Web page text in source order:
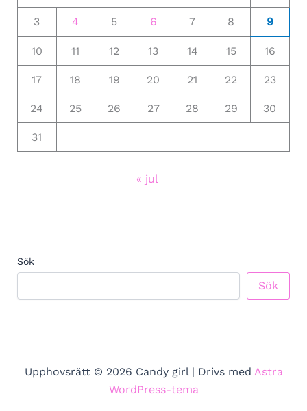
3 4 5 6 7 8 9
10 11 12 13 14 15 16
17 18 19 20 21 22 23
24 25 26 27 28 29 30
31
« jul
Sök
Sök
Upphovsrätt © 2026 Candy girl | Drivs med Astra
WordPress-tema